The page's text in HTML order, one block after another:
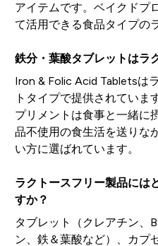
アイテムです。ベイクドプ
て活用できる食品タイプの
鉄分・葉酸タブレットはラ
Iron & Folic Acid Tabletsは
トタイプで提供されていま
プリメントは食事と一緒に
品不使用の食生活を送りな
い方に選ばれています。
ラクトースフリー製品には
すか？
タブレット（クレアチン、
ン、鉄＆葉酸など）、カプ